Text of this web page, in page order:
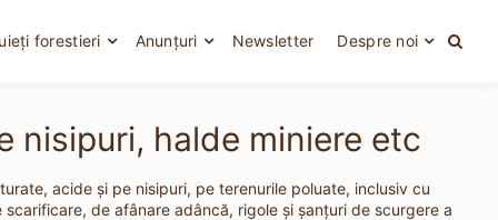
forestieri Anunțuri Newsletter Despre noi
nisipuri, halde miniere etc
acide şi pe nisipuri, pe terenurile poluate, inclusiv cu
de afânare adâncă, rigole şi şanţuri de scurgere a